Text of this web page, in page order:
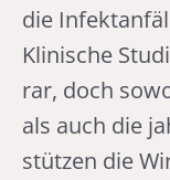
die
Klinische
rar, doch
als auch die
stützen die